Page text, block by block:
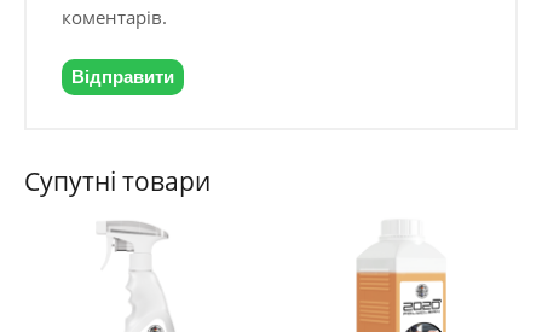
коментарів.
Супутні товари